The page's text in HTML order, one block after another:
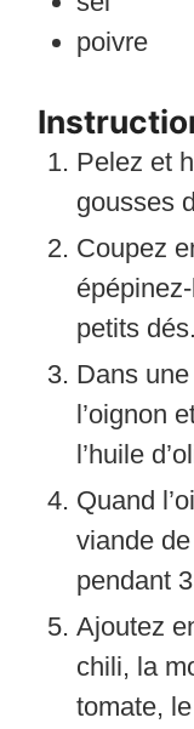
poivre
Pelez et
gousses
Coupez
petits dés.
Dans
l’oignon
l’huile
Quand
viande
pendant
Ajoutez
chili, la
tomate,